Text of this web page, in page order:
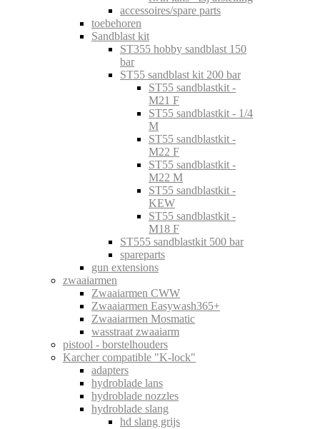
accessoires/spare parts
toebehoren
Sandblast kit
ST355 hobby sandblast 150
bar
ST55 sandblast kit 200 bar
ST55 sandblastkit -
M21 F
ST55 sandblastkit - 1/4
M
ST55 sandblastkit -
M22 F
ST55 sandblastkit -
M22 M
ST55 sandblastkit -
KEW
ST55 sandblastkit -
M18 F
ST555 sandblastkit 500 bar
spareparts
gun extensions
zwaaiarmen
Zwaaiarmen CWW
Zwaaiarmen Easywash365+
Zwaaiarmen Mosmatic
wasstraat zwaaiarm
pistool - borstelhouders
Karcher compatible "K-lock"
adapters
hydroblade lans
hydroblade nozzles
hydroblade slang
hd slang grijs